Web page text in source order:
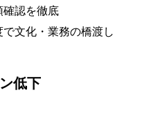
確認を徹底
文化・業務の橋渡し
低下